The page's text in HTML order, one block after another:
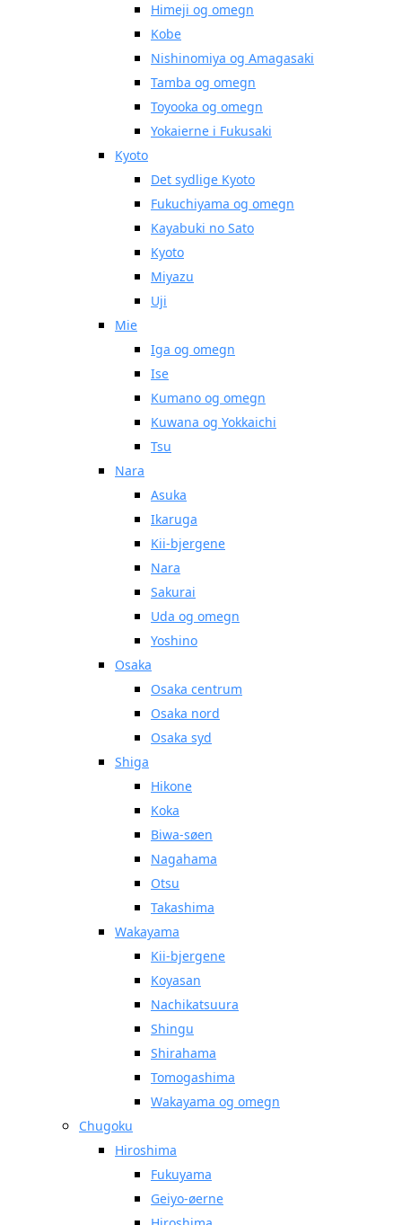
Himeji og omegn
Kobe
Nishinomiya og Amagasaki
Tamba og omegn
Toyooka og omegn
Yokaierne i Fukusaki
Kyoto
Det sydlige Kyoto
Fukuchiyama og omegn
Kayabuki no Sato
Kyoto
Miyazu
Uji
Mie
Iga og omegn
Ise
Kumano og omegn
Kuwana og Yokkaichi
Tsu
Nara
Asuka
Ikaruga
Kii-bjergene
Nara
Sakurai
Uda og omegn
Yoshino
Osaka
Osaka centrum
Osaka nord
Osaka syd
Shiga
Hikone
Koka
Biwa-søen
Nagahama
Otsu
Takashima
Wakayama
Kii-bjergene
Koyasan
Nachikatsuura
Shingu
Shirahama
Tomogashima
Wakayama og omegn
Chugoku
Hiroshima
Fukuyama
Geiyo-øerne